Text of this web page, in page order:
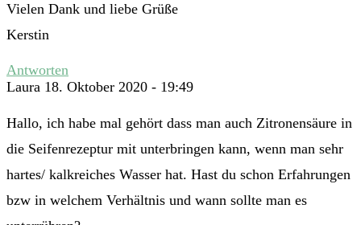
Vielen Dank und liebe Grüße
Kerstin
Antworten
Laura 18. Oktober 2020 - 19:49
Hallo, ich habe mal gehört dass man auch Zitronensäure in
die Seifenrezeptur mit unterbringen kann, wenn man sehr
hartes/ kalkreiches Wasser hat. Hast du schon Erfahrungen
bzw in welchem Verhältnis und wann sollte man es